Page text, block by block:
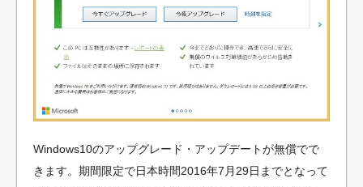
Windows10のアップグレード・アップデートが無償でで
きます。期間限定で日本時間2016年7月29日までとなって